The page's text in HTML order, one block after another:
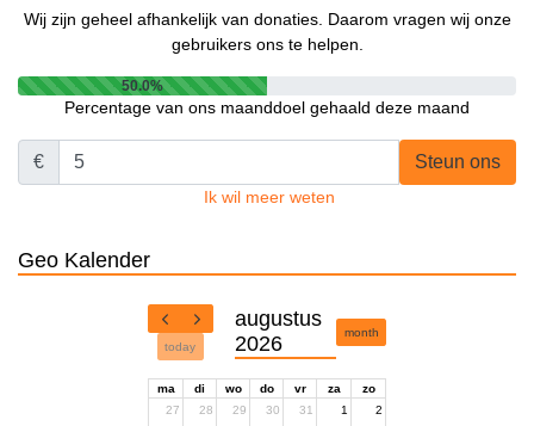
Wij zijn geheel afhankelijk van donaties. Daarom vragen wij onze
gebruikers ons te helpen.
50.0%
Percentage van ons maanddoel gehaald deze maand
€ Steun ons
Ik wil meer weten
Geo Kalender
today
augustus
2026
month
ma di wo do vr za
zo
27
28 29 30 31 1 2